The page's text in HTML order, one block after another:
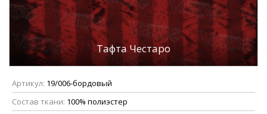
Тафта Честаро
Артикул: 19/006-бордовый
Состав ткани: 100% полиэстер